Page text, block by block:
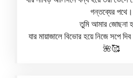
গন্তব্যের পথে।
তুমি আমার জোছনা
যার মায়াজালে বিভোর হয়ে নিজে সপে
🌺🥰